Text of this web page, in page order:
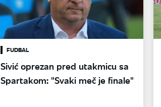
FUDBAL
Sivić oprezan pred utakmicu sa
Spartakom: "Svaki meč je finale"